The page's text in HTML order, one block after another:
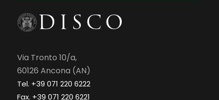
Via Tronto 10/a,
60126 Ancona (AN)
Tel. +39 071 220 6222
Fax. +39 071 220 6221